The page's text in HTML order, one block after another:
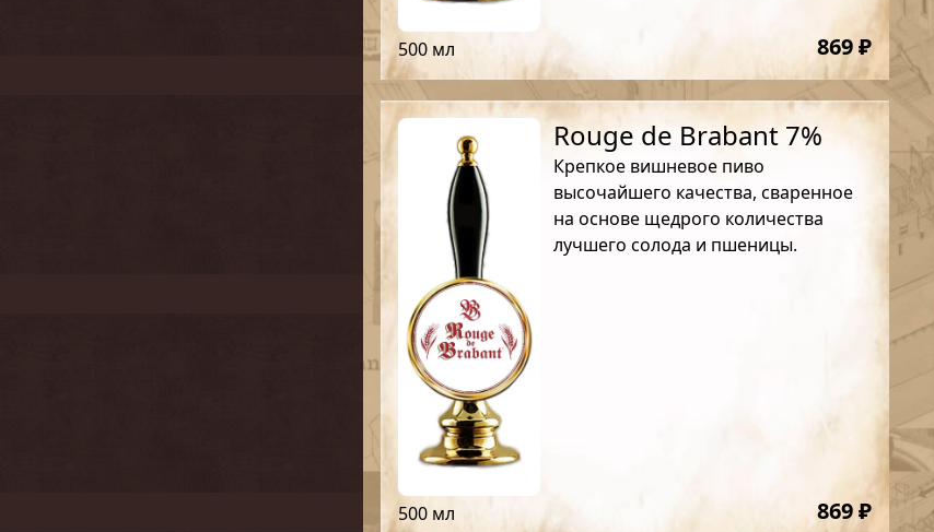
500 мл 869 ₽
Rouge de Brabant 7%
Крепкое вишневое пиво
высочайшего качества, сваренное
на основе щедрого количества
лучшего солода и пшеницы.
500 мл 869 ₽